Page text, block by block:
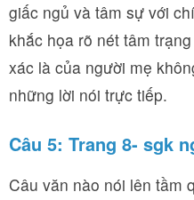
giấc ngủ và tâm sự với
khắc họa rõ nét tâm
xác là của người mẹ
những lời nói trực tiếp.
Câu 5: Trang 8- sgk
Câu văn nào nói lên tầm